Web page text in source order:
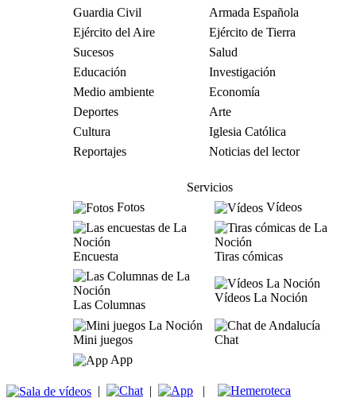
Guardia Civil
Armada Española
Ejército del Aire
Ejército de Tierra
Sucesos
Salud
Educación
Investigación
Medio ambiente
Economía
Deportes
Arte
Cultura
Iglesia Católica
Reportajes
Noticias del lector
Servicios
Fotos
Vídeos
Encuesta Tiras cómicas
Las Columnas
Vídeos La Noción
Mini juegos
Chat
App
| | |